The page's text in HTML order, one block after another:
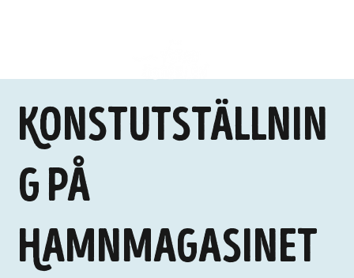
Konstutställnin
g på
Hamnmagasinet